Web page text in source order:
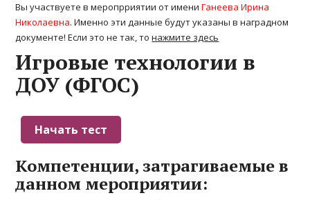
Вы участвуете в меропрриятии от имениГанеева Ирина
Николаевна. Именно эти данные будут указаны в наградном
документе! Если это не так, тонажмите здесь
Игровые технологии в
ДОУ (ФГОС)
Компетенции, затрагиваемые в
данном мероприятии: